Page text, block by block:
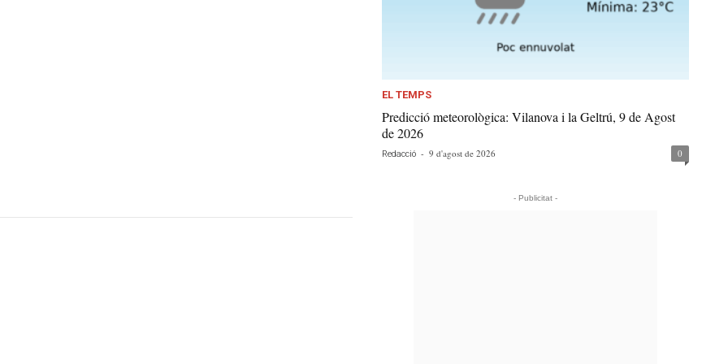
EL TEMPS
Predicció meteorològica: Vilanova i la Geltrú, 9 de Agost
de 2026
Redacció - 9 d'agost de 2026 0
- Publicitat -